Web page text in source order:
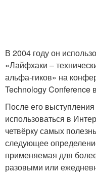
В 2004 году он
«Лайфхаки –
альфа-гиков» на
Technology Conference
После его выступления
использоваться в
четвёрку самых
следующее
применяемая для
разовыми или